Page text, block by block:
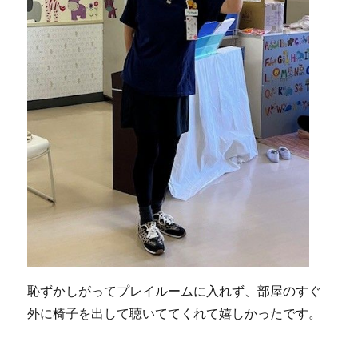
恥ずかしがってプレイルームに入れず、部屋のすぐ
外に椅子を出して聴いててくれて嬉しかったです。